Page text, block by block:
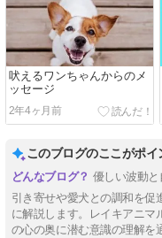
吠えるワンちゃんからのメ
ッセージ
2年4ヶ月前
このブログのここがポイ
優しい波動
引き寄せや愛犬との調和を促
に解説します。レイキアニマ
の心の奥に潜む意識の理解を